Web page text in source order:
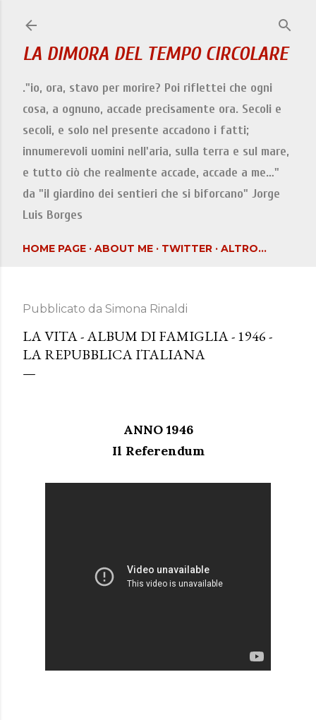
LA DIMORA DEL TEMPO CIRCOLARE
."io, ora, stavo per morire? Poi riflettei che ogni
cosa, a ognuno, accade precisamente ora. Secoli e
secoli, e solo nel presente accadono i fatti;
innumerevoli uomini nell'aria, sulla terra e sul mare,
e tutto ciò che realmente accade, accade a me…"
da "il giardino dei sentieri che si biforcano" Jorge
Luis Borges
HOME PAGE ABOUT ME TWITTER ALTRO…
Pubblicato da Simona Rinaldi
LA VITA - ALBUM DI FAMIGLIA - 1946 -
LA REPUBBLICA ITALIANA
ANNO 1946
Il Referendum